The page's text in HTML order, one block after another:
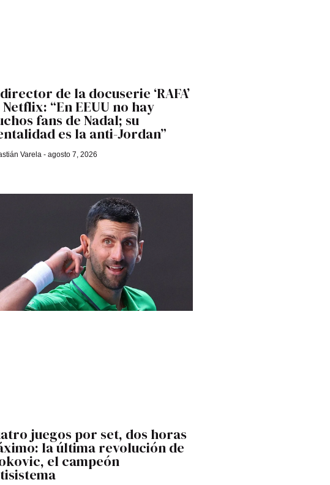
de la docuserie ‘RAFA’
Netflix: “En EEUU no hay
fans de Nadal; su
es la anti-Jordan”
Varela agosto 7, 2026
juegos por set, dos horas
la última revolución de
el campeón